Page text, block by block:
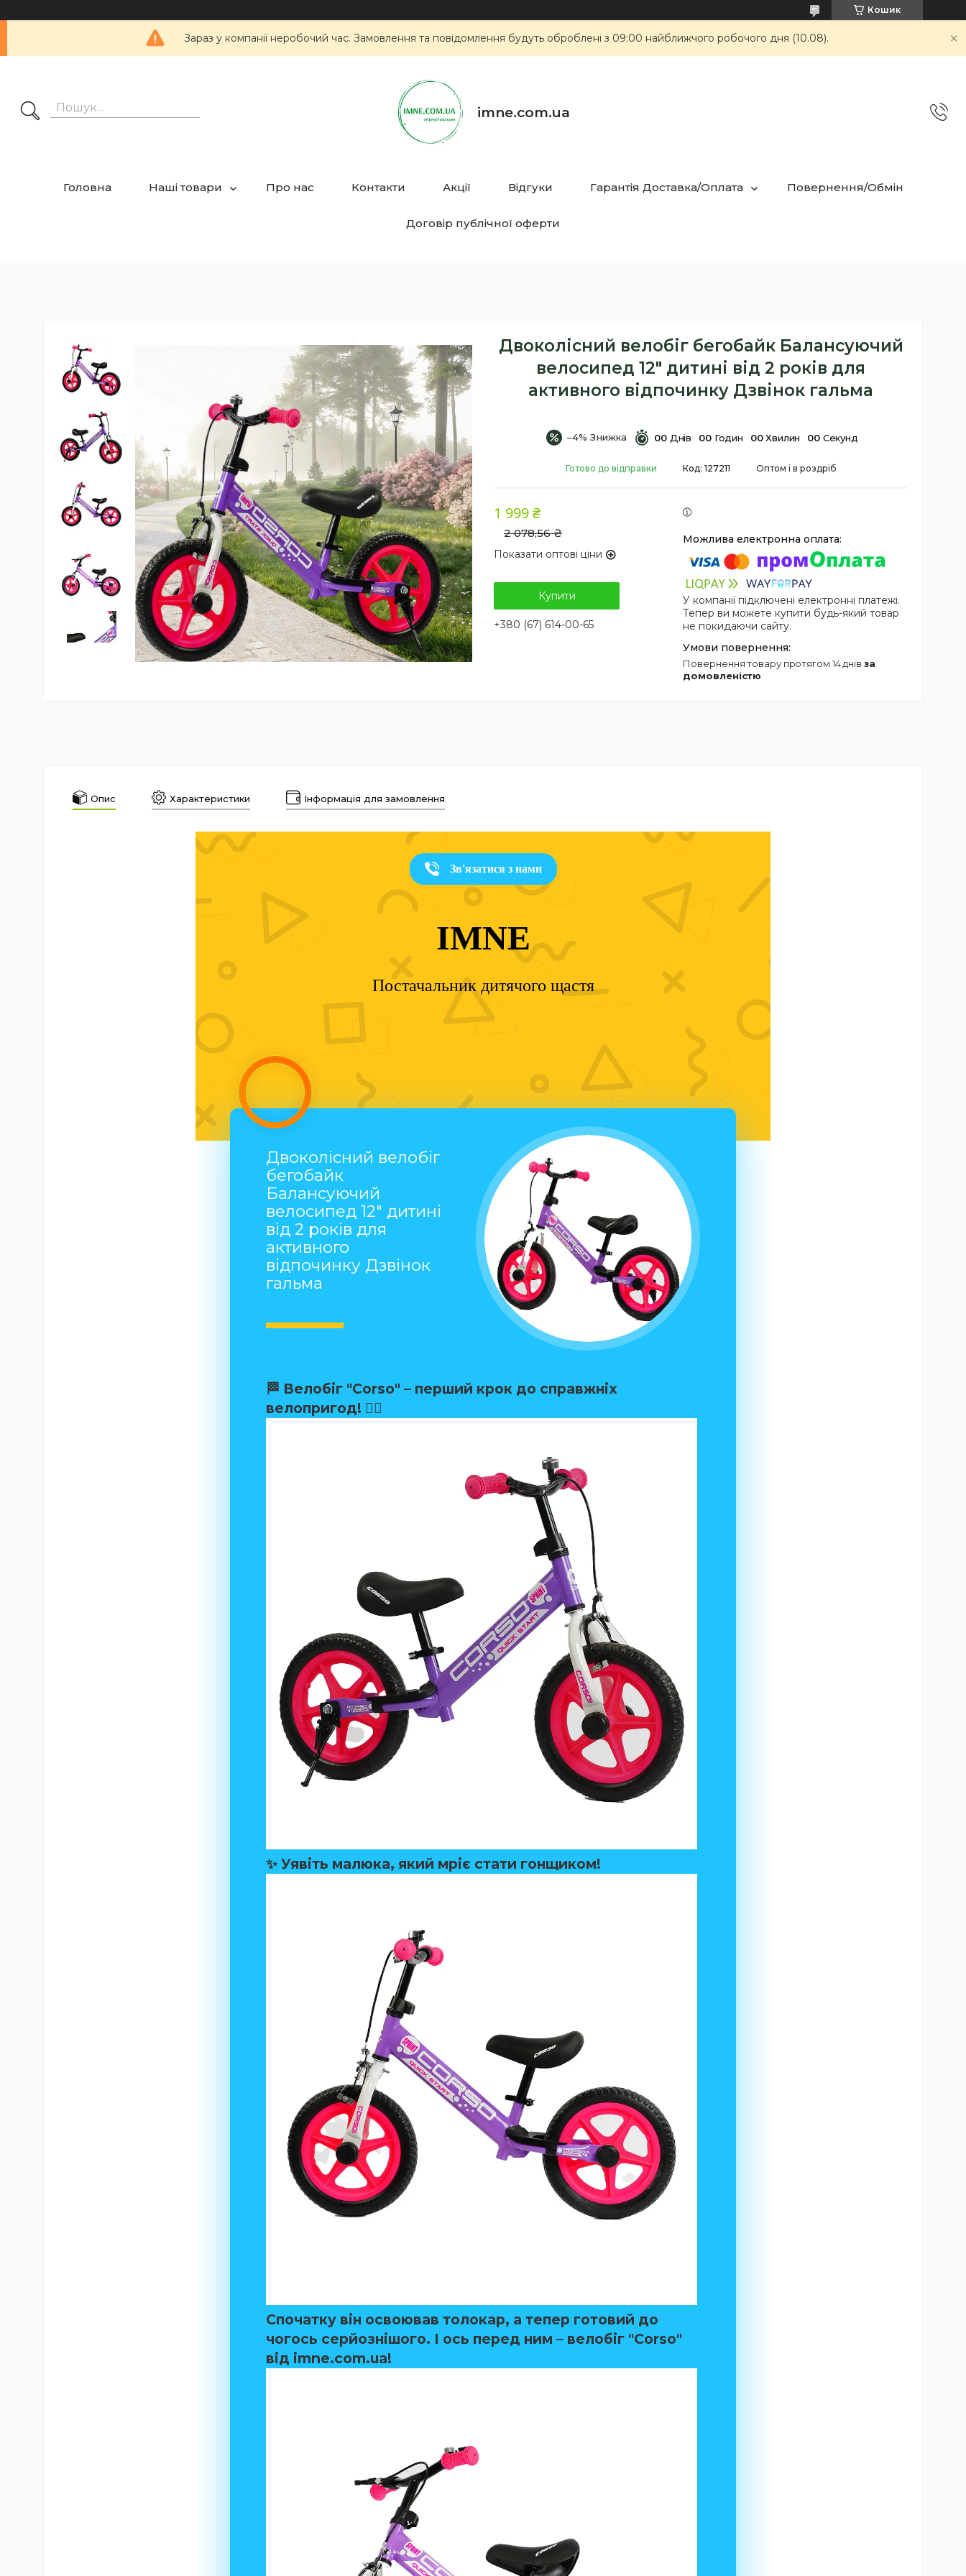
Кошик
Зараз у компанії неробочий час. Замовлення та повідомлення будуть оброблені з 09:00 найближчого робочого дня (10.08).
imne.com.ua
Головна Наші товари Про нас Контакти Акції Відгуки Гарантія Доставка/Оплата Повернення/Обмін
Договір публічної оферти
Двоколісний велобіг бегобайк Балансуючий
велосипед 12" дитині від 2 років для
активного відпочинку Дзвінок гальма
–4% 00 Днів 00 Годин 00 Хвилин 00 Секунд
Готово до відправки Оптом і в роздріб
Код: 127211
2 078,56 ₴
1 999 ₴
Показати оптові ціни
Купити
+380 (67) 614-00-65
У компанії підключені електронні платежі.
Тепер ви можете купити будь-який товар
не покидаючи сайту.
повернення товару протягом 14 днів за
домовленістю
Опис Характеристики Інформація для замовлення
Зв'язатися з нами
IMNE
Постачальник дитячого щастя
Двоколісний велобіг
бегобайк
Балансуючий
велосипед 12" дитині
від 2 років для
активного
відпочинку Дзвінок
гальма
🏁 Велобіг "Corso" – перший крок до справжніх
велопригод! 🚴‍♂️
✨ Уявіть малюка, який мріє стати гонщиком!
Спочатку він освоював толокар, а тепер готовий до
чогось серйознішого. І ось перед ним – велобіг "Corso"
від imne.com.ua!